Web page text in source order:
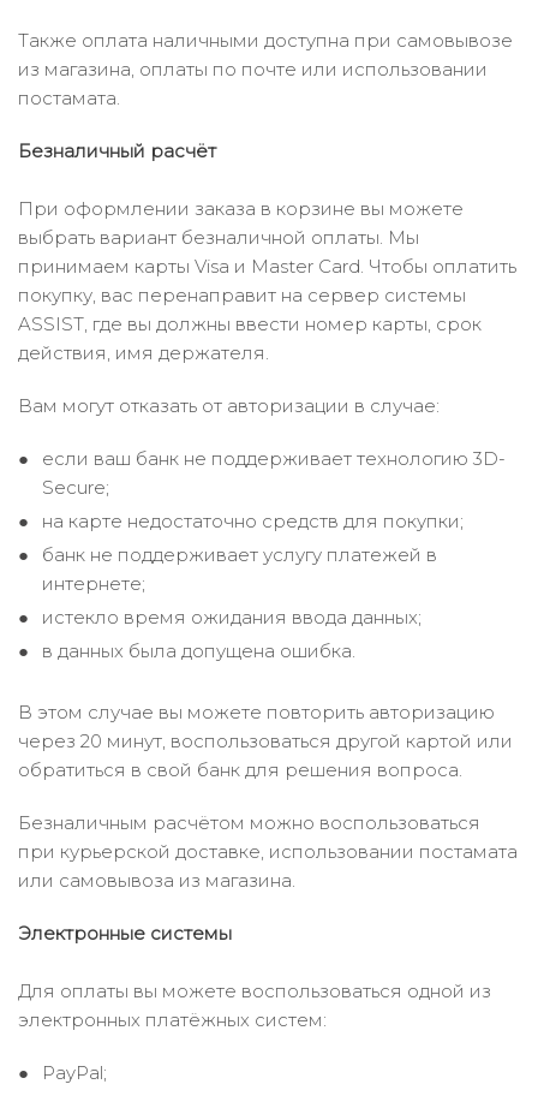
Также оплата наличными доступна при самовывозе
из магазина, оплаты по почте или использовании
постамата.
Безналичный расчёт
При оформлении заказа в корзине вы можете
выбрать вариант безналичной оплаты. Мы
принимаем карты Visa и Master Card. Чтобы оплатить
покупку, вас перенаправит на сервер системы
ASSIST, где вы должны ввести номер карты, срок
действия, имя держателя.
Вам могут отказать от авторизации в случае:
если ваш банк не поддерживает технологию 3D-
Secure;
на карте недостаточно средств для покупки;
банк не поддерживает услугу платежей в
интернете;
истекло время ожидания ввода данных;
в данных была допущена ошибка.
В этом случае вы можете повторить авторизацию
через 20 минут, воспользоваться другой картой или
обратиться в свой банк для решения вопроса.
Безналичным расчётом можно воспользоваться
при курьерской доставке, использовании постамата
или самовывоза из магазина.
Электронные системы
Для оплаты вы можете воспользоваться одной из
электронных платёжных систем:
PayPal;